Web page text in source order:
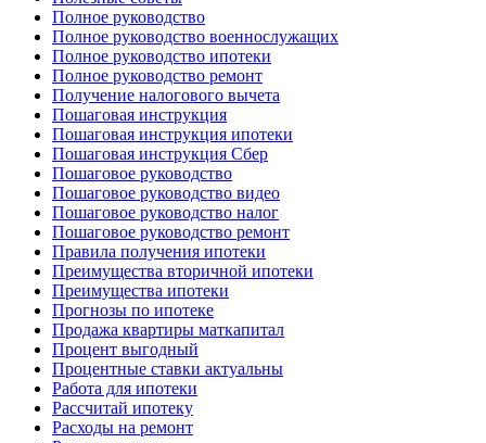
Полное руководство
Полное руководство военнослужащих
Полное руководство ипотеки
Полное руководство ремонт
Получение налогового вычета
Пошаговая инструкция
Пошаговая инструкция ипотеки
Пошаговая инструкция Сбер
Пошаговое руководство
Пошаговое руководство видео
Пошаговое руководство налог
Пошаговое руководство ремонт
Правила получения ипотеки
Преимущества вторичной ипотеки
Преимущества ипотеки
Прогнозы по ипотеке
Продажа квартиры маткапитал
Процент выгодный
Процентные ставки актуальны
Работа для ипотеки
Рассчитай ипотеку
Расходы на ремонт